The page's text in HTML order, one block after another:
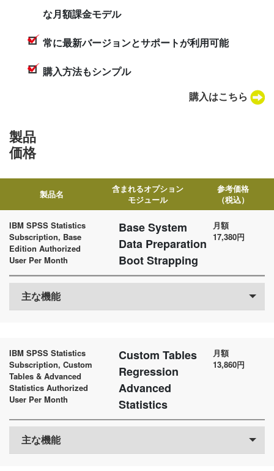
な月額課金モデル
常に最新バージョンとサポートが利用可能
購入方法もシンプル
購入はこちら
製品
価格
製品名
含まれるオプション
モジュール
参考価格
（税込）
IBM SPSS Statistics
Subscription, Base
Edition Authorized
User Per Month
Base System
Data Preparation
Boot Strapping
月額
17,380円
主な機能
IBM SPSS Statistics
Subscription, Custom
Tables & Advanced
Statistics Authorized
User Per Month
Custom Tables
Regression
Advanced
Statistics
月額
13,860円
主な機能